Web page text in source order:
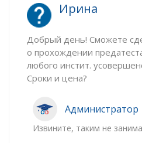
Ирина
Добрый день! Сможете
о прохождении
любого инстит.
Сроки и цена?
Администратор
Извините, таким не